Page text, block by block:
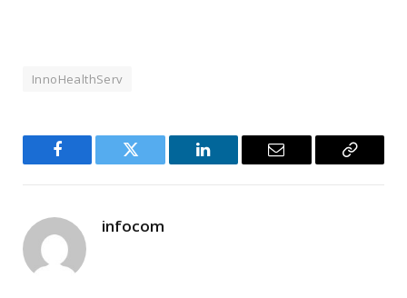
InnoHealthServ
Facebook Twitter LinkedIn Email
Copy
infocom